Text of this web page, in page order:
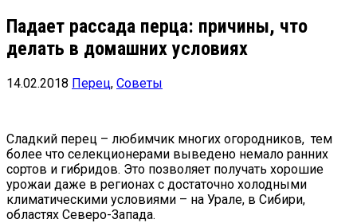
Падает рассада перца: причины, что
делать в домашних условиях
14.02.2018 Перец, Советы
Сладкий перец – любимчик многих огородников, тем
более что селекционерами выведено немало ранних
сортов и гибридов. Это позволяет получать хорошие
урожаи даже в регионах с достаточно холодными
климатическими условиями – на Урале, в Сибири,
областях Северо-Запада.